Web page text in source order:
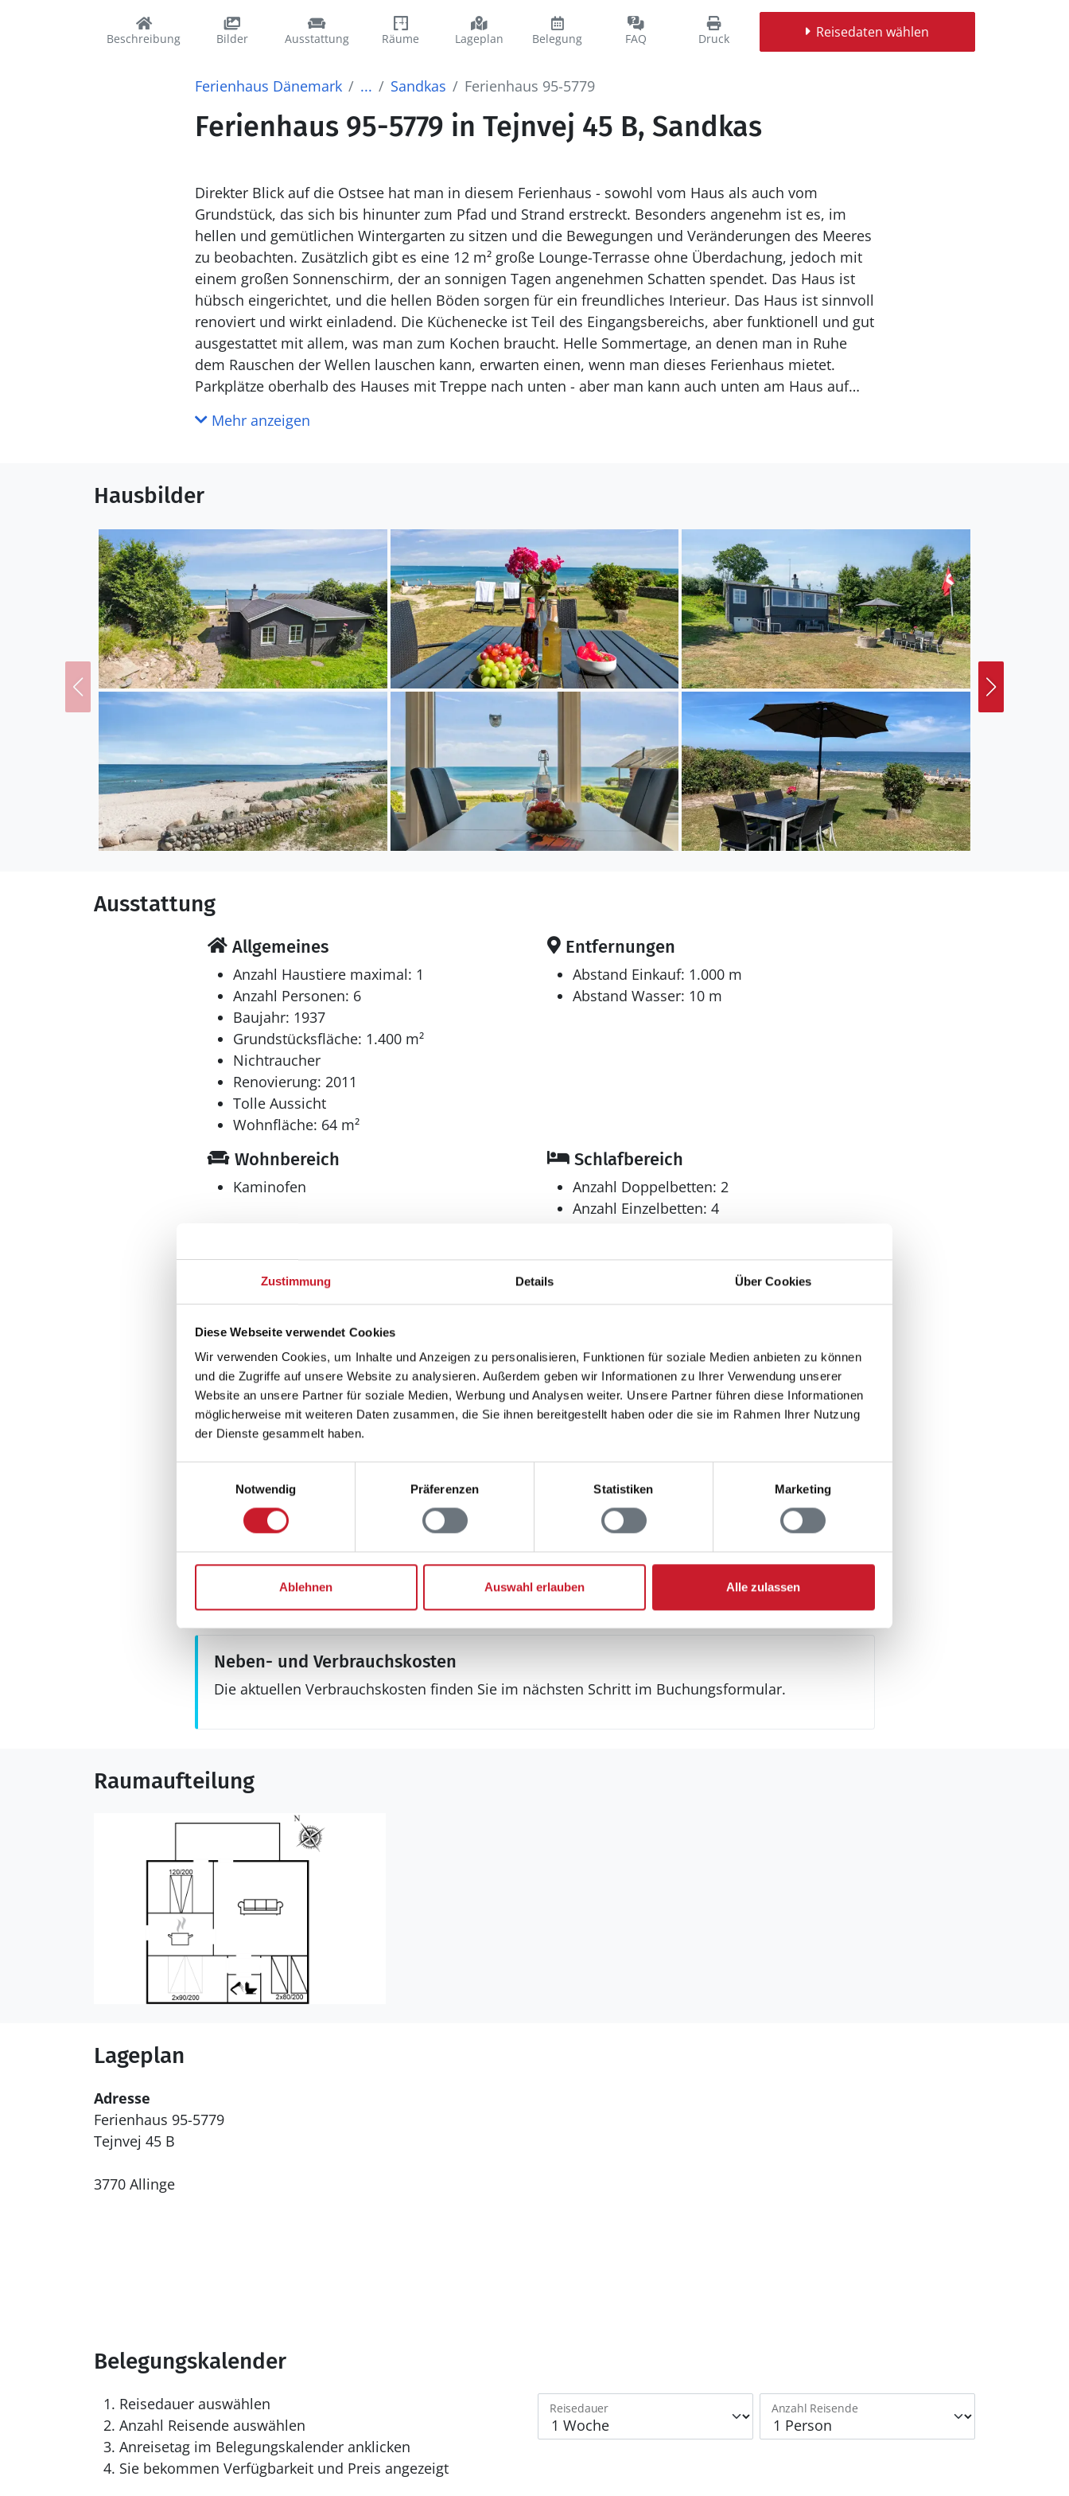
Zustimmung Details Über Cookies
Diese Webseite verwendet Cookies
Wir verwenden Cookies, um Inhalte und Anzeigen zu personalisieren, Funktionen für soziale Medien anbieten zu können
und die Zugriffe auf unsere Website zu analysieren. Außerdem geben wir Informationen zu Ihrer Verwendung unserer
Website an unsere Partner für soziale Medien, Werbung und Analysen weiter. Unsere Partner führen diese Informationen
möglicherweise mit weiteren Daten zusammen, die Sie ihnen bereitgestellt haben oder die sie im Rahmen Ihrer Nutzung
der Dienste gesammelt haben.
Notwendig
Präferenzen Statistiken Marketing
Ablehnen Auswahl erlauben Alle zulassen
Beschreibung Bilder Ausstattung Räume Lageplan Belegung FAQ Druck Reisedaten wählen
Ferienhaus Dänemark ... Sandkas Ferienhaus 95-5779
Ferienhaus 95-5779 in Tejnvej 45 B, Sandkas
Direkter Blick auf die Ostsee hat man in diesem Ferienhaus - sowohl vom Haus als auch vom
Grundstück, das sich bis hinunter zum Pfad und Strand erstreckt. Besonders angenehm ist es, im
hellen und gemütlichen Wintergarten zu sitzen und die Bewegungen und Veränderungen des Meeres
zu beobachten. Zusätzlich gibt es eine 12 m² große Lounge-Terrasse ohne Überdachung, jedoch mit
einem großen Sonnenschirm, der an sonnigen Tagen angenehmen Schatten spendet. Das Haus ist
hübsch eingerichtet, und die hellen Böden sorgen für ein freundliches Interieur. Das Haus ist sinnvoll
renoviert und wirkt einladend. Die Küchenecke ist Teil des Eingangsbereichs, aber funktionell und gut
ausgestattet mit allem, was man zum Kochen braucht. Helle Sommertage, an denen man in Ruhe
dem Rauschen der Wellen lauschen kann, erwarten einen, wenn man dieses Ferienhaus mietet.
Parkplätze oberhalb des Hauses mit Treppe nach unten - aber man kann auch unten am Haus auf
Mikrowelle sowie Geschirrspüler.
WC und Bad
Es gibt 1 Badezimmer mit Dusche und 1 Toilette.
Draußen
Die Ferienunterkunft liegt auf einem 1400 m² großen Naturgrundstück. Die Entfernung zum Meer
beträgt 10 m. Die nächste Einkaufsmöglichkeit liegt 1000 m entfernt. Zutritt zu einem Wintergarten.
Es steht ein Grill zur Verfügung. Parkplatz auf dem Grundstück.
Einrichtung
Das Ferienhaus eignet sich für 6 Personen. Die Ferienunterkunft hat eine Wohnfläche von 64 m² und
wurde 1937 gebaut. 1975 wurde die Ferienunterkunft renoviert. 2011 wurde die Ferienunterkunft
teilweise renoviert. Es ist erlaubt 1 Haustier mitzubringen. Die Ferienunterkunft ist mit
energiefreundlicher Luft-Luft- Wärmepumpe ausgestattet. Tiefkühlmöglichkeit mit 30 Liter Nutzinhalt.
Es gibt außerdem einen Kaminofen.
in Einzelbetten.
Multimedien
In der Ferienunterkunft gibt es einen Fernseher. Mindestens 4 dänische Fernsehsender. Mindestens 4
deutsche Fernsehsender. Es steht kabellose Internetverbindung zur Verfügung.
Mehr anzeigen
Hausbilder
Ausstattung
Allgemeines
Anzahl Haustiere maximal: 1
Anzahl Personen: 6
Baujahr: 1937
Grundstücksfläche: 1.400 m²
Nichtraucher
Renovierung: 2011
Tolle Aussicht
Wohnfläche: 64 m²
Entfernungen
Abstand Einkauf: 1.000 m
Abstand Wasser: 10 m
Wohnbereich
Kaminofen
Schlafbereich
Anzahl Doppelbetten: 2
Anzahl Einzelbetten: 4
Küche
Gefrierschrank l
Kühlschrank
Mikrowelle
Bad
Multimedia
Deutsches Fernsehen
> 3 deutsche Fernsehsender
Internet
Aussenbereich
Grill
Sonstiges
Keine Vermietung an Jugendgruppen
Wärmepumpe
Wintergarten
Neben- und Verbrauchskosten
Die aktuellen Verbrauchskosten finden Sie im nächsten Schritt im Buchungsformular.
Raumaufteilung
Lageplan
Adresse
Ferienhaus 95-5779
Tejnvej 45 B
3770 Allinge
Belegungskalender
Reisedauer auswählen
Anzahl Reisende auswählen
Anreisetag im Belegungskalender anklicken
Sie bekommen Verfügbarkeit und Preis angezeigt
Reisedauer Anzahl Reisende